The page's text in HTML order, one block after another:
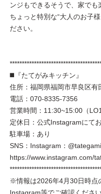
ンジもできるそうで、家でも
ちょっと特別な“大人のお子
ださい。
◼️『たてがみキッチン』
住所：福岡県福岡市早良区有
電話：070-8335-7356
営業時間：11:30~15:00（
定休日：公式Instagramにて
駐車場：あり
SNS：Instagram：
https://www.instagram.com/
※情報は2026年4月30日時点
Instagram等でご確認ください